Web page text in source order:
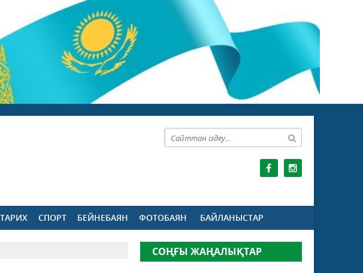
ТАРИХ СПОРТ БЕЙНЕБАЯН ФОТОБАЯН БАЙЛАНЫСТАР
СОҢҒЫ ЖАҢАЛЫҚТАР